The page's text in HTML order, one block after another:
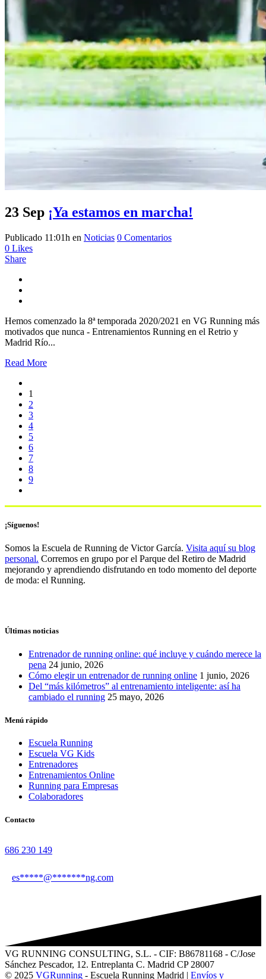
23 Sep ¡Ya estamos en marcha!
Publicado 11:01h en Noticias 0 Comentarios
0 Likes
Share
Hemos comenzado la 8ª temporada 2020/2021 en VG Running más
motivados que nunca - Entrenamientos Running en el Retrio y
Madrid Río...
Read More
1
2
3
4
5
6
7
8
9
¡Síguenos!
Somos la Escuela de Running de Victor García. Visita aquí su blog
personal. Corremos en grupo por el Parque del Retiro de Madrid
mejorando y aprendiendo disfrutando en todo momento del deporte
de moda: el Running.
Últimas noticias
Entrenador de running online: qué incluye y cuándo merece la
pena 24 junio, 2026
Cómo elegir un entrenador de running online 1 junio, 2026
Del “más kilómetros” al entrenamiento inteligente: así ha
cambiado el running 25 mayo, 2026
Menú rápido
Escuela Running
Escuela VG Kids
Entrenadores
Entrenamientos Online
Running para Empresas
Colaboradores
Contacto
686 230 149
es*****@*******ng.com
VG RUNNING CONSULTING, S.L. - CIF: B86781168 - C/Jose
Sánchez Pescador, 12. Entreplanta C. Madrid CP 28007
© 2025 VGRunning - Escuela Running Madrid | Envíos y